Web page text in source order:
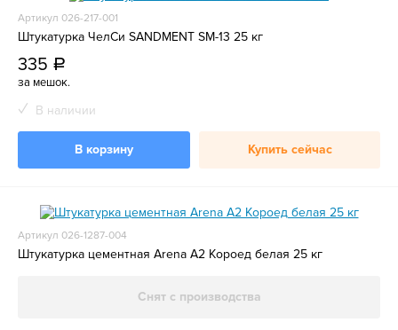
Артикул 026-217-001
Штукатурка ЧелСи SANDMENT SM-13 25 кг
335 a
за мешок.
В наличии
В корзину Купить сейчас
Артикул 026-1287-004
Штукатурка цементная Arena A2 Короед белая 25 кг
Снят с производства